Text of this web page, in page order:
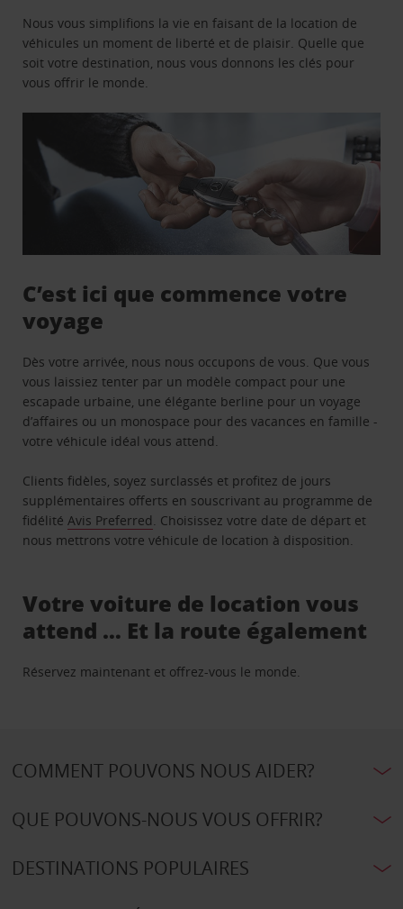
Nous vous simplifions la vie en faisant de la location de
véhicules un moment de liberté et de plaisir. Quelle que
soit votre destination, nous vous donnons les clés pour
vous offrir le monde.
C’est ici que commence votre
voyage
Dès votre arrivée, nous nous occupons de vous. Que vous
vous laissiez tenter par un modèle compact pour une
escapade urbaine, une élégante berline pour un voyage
d’affaires ou un monospace pour des vacances en famille -
votre véhicule idéal vous attend.
Clients fidèles, soyez surclassés et profitez de jours
supplémentaires offerts en souscrivant au programme de
fidélitéAvis Preferred. Choisissez votre date de départ et
nous mettrons votre véhicule de location à disposition.
Votre voiture de location vous
attend … Et la route également
Réservez maintenant et offrez-vous le monde.
COMMENT POUVONS NOUS AIDER?
QUE POUVONS-NOUS VOUS OFFRIR?
DESTINATIONS POPULAIRES